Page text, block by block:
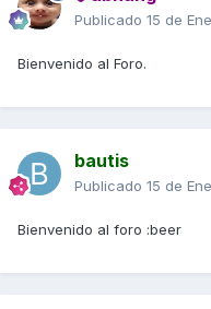
Publicado 15 de
Bienvenido al Foro.
bautis
Publicado 15 de
Bienvenido al foro :beer